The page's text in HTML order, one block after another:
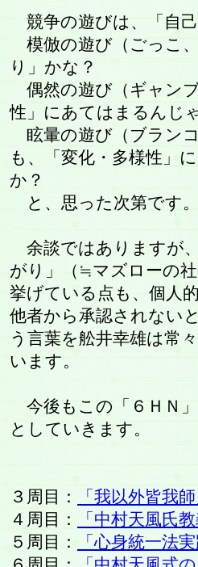
競争の遊びは、「自
模倣の遊び（ごっこ
り」かな？
偶然の遊び（ギャン
性」にあてはまるんじ
眩暈の遊び（ブラン
も、「変化・多様性」
か？
と、思った次第です
余談ではありますが
がり」（≒マズローの
挙げている点も、個人
他者から承認されない
う言葉を舩井幸雄は常
います。
今後もこの「６ＨＮ
としていきます。
３周目：
「我以外皆我
４周目：
「中村天風氏
５周目：
「心身統一法